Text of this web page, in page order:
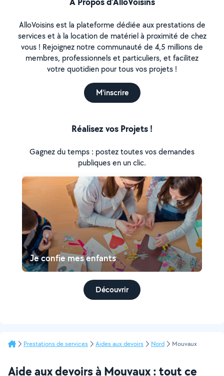
AlloVoisins est la plateforme dédiée aux prestations de
services et à la location de matériel à proximité de chez
vous ! Rejoignez notre communauté de 4,5 millions de
membres, professionnels et particuliers, et facilitez
votre quotidien pour tous vos projets !
M'inscrire
Réalisez vos Projets !
Gagnez du temps : postez toutes vos demandes
publiques en un clic.
Je confie mes enfants
Découvrir
Prestations de services Aides aux devoirs Nord Mouvaux
Aide aux devoirs à Mouvaux : tout ce